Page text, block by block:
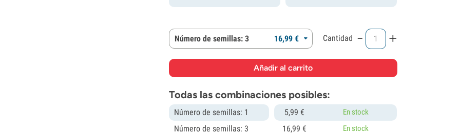
Número de semillas: 3 16,99 € Cantidad - +
Todas las combinaciones posibles:
Número de semillas: 1 5,99 € En stock
Número de semillas: 3 16,99 € En stock